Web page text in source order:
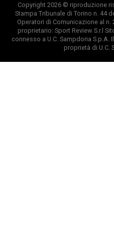
Copyright 2026 © riproduzione
Stampa Tribunale di Torino n. 44
Operatori di Comunicazione al n.
proprietario: Sport Review S.r.l
connesso a U.C. Sampdoria
proprietà di U.C.